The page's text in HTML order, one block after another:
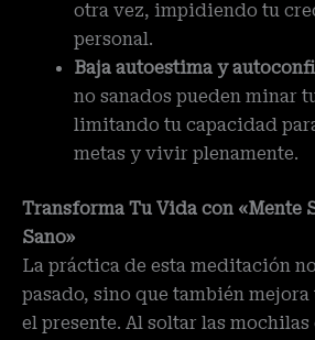
otra vez, impidiendo tu
personal.
Baja autoestima y
no sanados pueden minar
limitando tu capacidad
metas y vivir plenamente.
Transforma Tu Vida con «Mente
Sano»
La práctica de esta meditación
pasado, sino que también
el presente. Al soltar las